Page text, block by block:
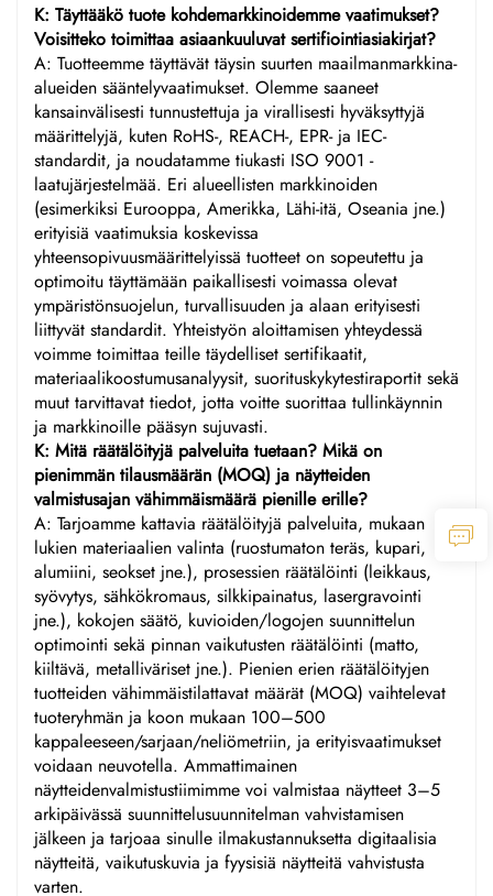
K: Täyttääkö tuote kohdemarkkinoidemme vaatimukset?
Voisitteko toimittaa asiaankuuluvat sertifiointiasiakirjat?
A: Tuotteemme täyttävät täysin suurten maailmanmarkkina-
alueiden sääntelyvaatimukset. Olemme saaneet
kansainvälisesti tunnustettuja ja virallisesti hyväksyttyjä
määrittelyjä, kuten RoHS-, REACH-, EPR- ja IEC-
standardit, ja noudatamme tiukasti ISO 9001 -
laatujärjestelmää. Eri alueellisten markkinoiden
(esimerkiksi Eurooppa, Amerikka, Lähi-itä, Oseania jne.)
erityisiä vaatimuksia koskevissa
yhteensopivuusmäärittelyissä tuotteet on sopeutettu ja
optimoitu täyttämään paikallisesti voimassa olevat
ympäristönsuojelun, turvallisuuden ja alaan erityisesti
liittyvät standardit. Yhteistyön aloittamisen yhteydessä
voimme toimittaa teille täydelliset sertifikaatit,
materiaalikoostumusanalyysit, suorituskykytestiraportit sekä
muut tarvittavat tiedot, jotta voitte suorittaa tullinkäynnin
ja markkinoille pääsyn sujuvasti.
K: Mitä räätälöityjä palveluita tuetaan? Mikä on
pienimmän tilausmäärän (MOQ) ja näytteiden
valmistusajan vähimmäismäärä pienille erille?
A: Tarjoamme kattavia räätälöityjä palveluita, mukaan
lukien materiaalien valinta (ruostumaton teräs, kupari,
alumiini, seokset jne.), prosessien räätälöinti (leikkaus,
syövytys, sähkökromaus, silkkipainatus, lasergravointi
jne.), kokojen säätö, kuvioiden/logojen suunnittelun
optimointi sekä pinnan vaikutusten räätälöinti (matto,
kiiltävä, metalliväriset jne.). Pienien erien räätälöityjen
tuotteiden vähimmäistilattavat määrät (MOQ) vaihtelevat
tuoteryhmän ja koon mukaan 100–500
kappaleeseen/sarjaan/neliömetriin, ja erityisvaatimukset
voidaan neuvotella. Ammattimainen
näytteidenvalmistustiimimme voi valmistaa näytteet 3–5
arkipäivässä suunnittelusuunnitelman vahvistamisen
jälkeen ja tarjoaa sinulle ilmakustannuksetta digitaalisia
näytteitä, vaikutuskuvia ja fyysisiä näytteitä vahvistusta
varten.